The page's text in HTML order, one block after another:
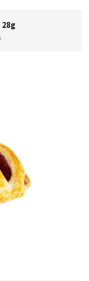
28g